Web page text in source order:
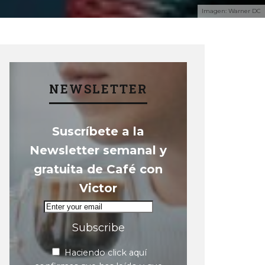
Imagen: Warner DC
NEWSLETTER
Suscríbete a la
Newsletter semanal y
gratuita de Café con
Victor
Subscribe
Haciendo click aquí